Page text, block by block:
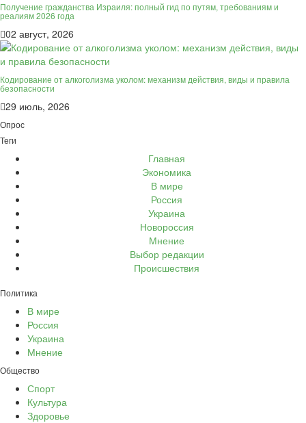
Получение гражданства Израиля: полный гид по путям, требованиям и
реалиям 2026 года
02 август, 2026
Кодирование от алкоголизма уколом: механизм действия, виды и правила
безопасности
29 июль, 2026
Опрос
Теги
Главная
Экономика
В мире
Россия
Украина
Новороссия
Мнение
Выбор редакции
Происшествия
Политика
В мире
Россия
Украина
Мнение
Общество
Спорт
Культура
Здоровье